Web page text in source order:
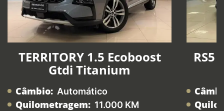
TERRITORY 1.5 Ecoboost
Gtdi Titanium
Câmbio: Automático
Quilometragem: 11.000 KM
RS5